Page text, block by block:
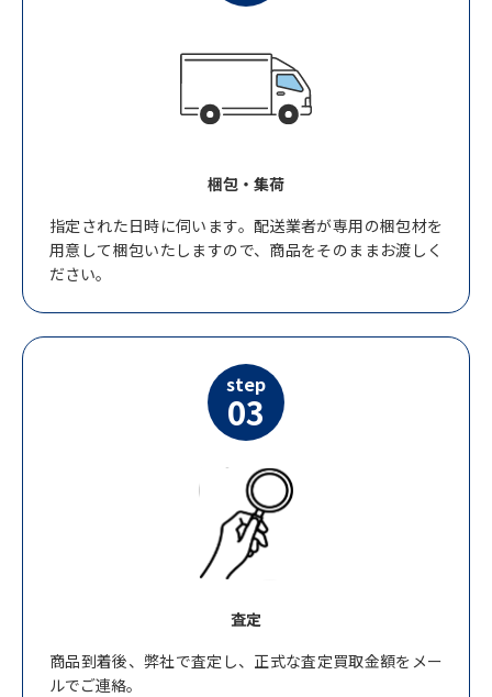
梱包・集荷
指定された日時に伺います。配送業者が専用の梱包材を
用意して梱包いたしますので、商品をそのままお渡しく
ださい。
step
03
査定
商品到着後、弊社で査定し、正式な査定買取金額をメー
ルでご連絡。